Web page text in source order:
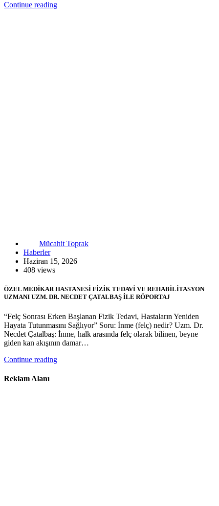
Continue reading
Mücahit Toprak
Haberler
Haziran 15, 2026
408 views
ÖZEL MEDİKAR HASTANESİ FİZİK TEDAVİ VE REHABİLİTASYON
UZMANI UZM. DR. NECDET ÇATALBAŞ İLE RÖPORTAJ
“Felç Sonrası Erken Başlanan Fizik Tedavi, Hastaların Yeniden
Hayata Tutunmasını Sağlıyor” Soru: İnme (felç) nedir? Uzm. Dr.
Necdet Çatalbaş: İnme, halk arasında felç olarak bilinen, beyne
giden kan akışının damar…
Continue reading
Reklam Alanı